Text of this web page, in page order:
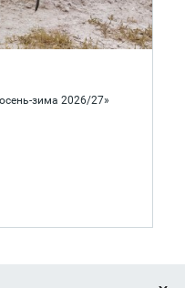
зима 2026/27»